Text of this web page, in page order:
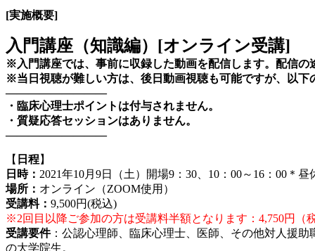
[実施概要]
入門講座（知識編）[オンライン受講]
※入門講座では、事前に収録した動画を配信します。配信
※当日視聴が難しい方は、後日動画視聴も可能ですが、以下
―――――――――
・臨床心理士ポイントは付与されません。
・質疑応答セッションはありません。
―――――――――
【 日程】
日時： 2021年10月9日（土）開場9：30、10：00～16：00＊
場所： オンライン（ZOOM使用）
受講料： 9,500円(税込)
※2回目以降ご参加の方は受講料半額となります：4,750円（
受講要件：公認心理師、臨床心理士、医師、その他対人援
の大学院生。